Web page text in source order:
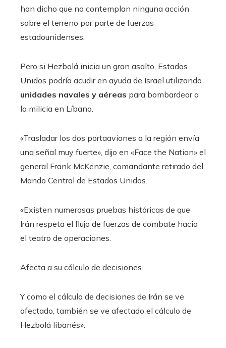
han dicho que no contemplan ninguna acción
sobre el terreno por parte de fuerzas
estadounidenses.
Pero si Hezbolá inicia un gran asalto, Estados
Unidos podría acudir en ayuda de Israel utilizando
unidades navales y aéreas para bombardear a
la milicia en Líbano.
«Trasladar los dos portaaviones a la región envía
una señal muy fuerte», dijo en «Face the Nation» el
general Frank McKenzie, comandante retirado del
Mando Central de Estados Unidos.
«Existen numerosas pruebas históricas de que
Irán respeta el flujo de fuerzas de combate hacia
el teatro de operaciones.
Afecta a su cálculo de decisiones.
Y como el cálculo de decisiones de Irán se ve
afectado, también se ve afectado el cálculo de
Hezbolá libanés».